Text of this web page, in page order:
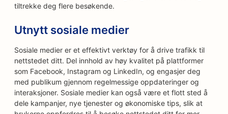
tiltrekke deg flere besøkende.
Utnytt sosiale medier
Sosiale medier er et effektivt verktøy for å drive trafikk til
nettstedet ditt. Del innhold av høy kvalitet på plattformer
som Facebook, Instagram og LinkedIn, og engasjer deg
med publikum gjennom regelmessige oppdateringer og
interaksjoner. Sosiale medier kan også være et flott sted å
dele kampanjer, nye tjenester og økonomiske tips, slik at